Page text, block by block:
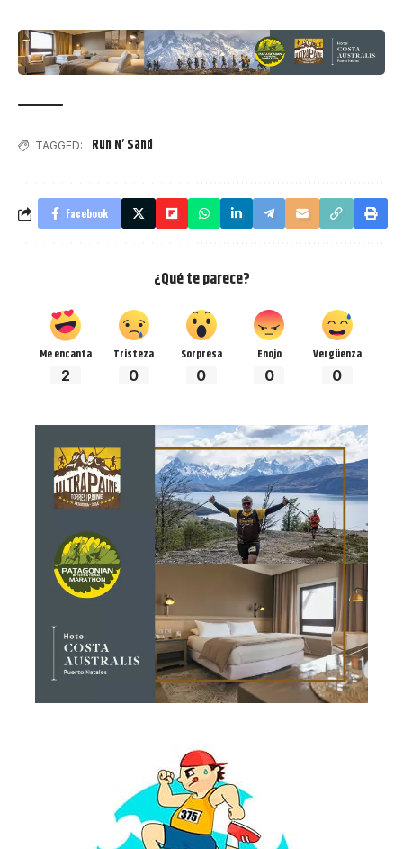
TAGGED: Run N’ Sand
Facebook
¿Qué te parece?
Me encanta
2
Tristeza
0
Sorpresa
0
Enojo
0
Vergüenza
0